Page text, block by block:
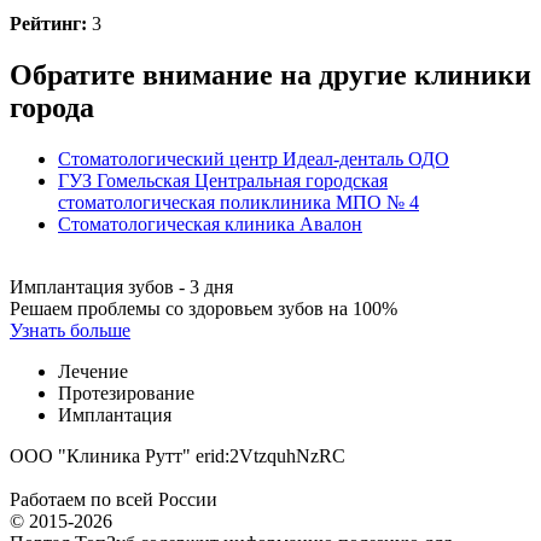
Рейтинг: 3
Обратите внимание на другие клиники
города
Стоматологический центр Идеал-денталь ОДО
ГУЗ Гомельская Центральная городская
стоматологическая поликлиника МПО № 4
Стоматологическая клиника Авалон
Имплантация зубов - 3 дня
Решаем проблемы со здоровьем зубов на 100%
Узнать больше
Лечение
Протезирование
Имплантация
ООО "Клиника Рутт" erid:2VtzquhNzRC
Работаем по всей России
© 2015-2026